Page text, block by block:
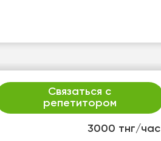
3000 тнг/час
Связаться с
репетитором